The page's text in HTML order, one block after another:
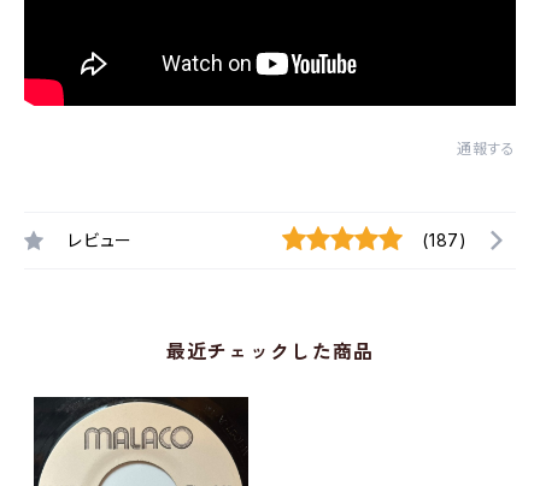
通報する
レビュー (187)
最近チェックした商品